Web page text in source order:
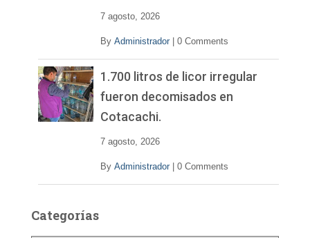
7 agosto, 2026
By Administrador 0 Comments
1.700 litros de licor irregular
fueron decomisados en
Cotacachi.
7 agosto, 2026
By Administrador 0 Comments
Categorías